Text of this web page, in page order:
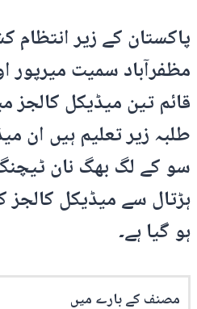
پاکستان کے زیر انتظام
مظفرآباد سمیت میرپور
قائم تین میڈیکل کالجز
طلبہ زیر تعلیم ہیں ان
سو کے لگ بھگ نان
ہڑتال سے میڈیکل
ہو گیا ہے۔
مصنف کے بارے میں